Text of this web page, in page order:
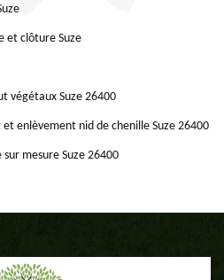
et clôture Suze
végétaux Suze 26400
enlèvement nid de chenille Suze 26400
mesure Suze 26400